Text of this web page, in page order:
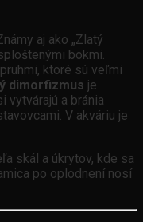
aj ako „Zlatý
bokmi.
ktoré sú veľmi
dimorfizmus je
vytvárajú a bránia
V akváriu je
skál a úkrytov, kde sa
po oplodnení nosí